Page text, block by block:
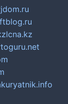
lcna.kz
kuryatnik.info